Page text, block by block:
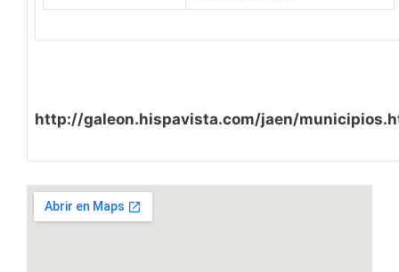
http://galeon.hispavista.com/jaen/